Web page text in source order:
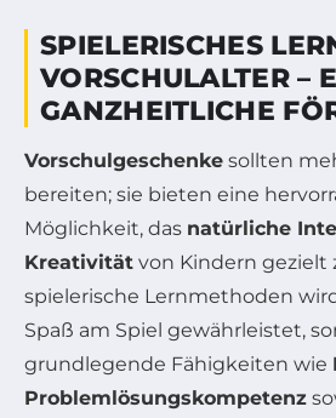
SPIELERISCHES
VORSCHULALTER –
GANZHEITLICHE
Vorschulgeschenke sollten
bereiten; sie bieten eine
Möglichkeit, das natürliche
Kreativität von Kindern gezielt
spielerische Lernmethoden
Spaß am Spiel gewährleistet,
grundlegende Fähigkeiten wie
Problemlösungskompetenz